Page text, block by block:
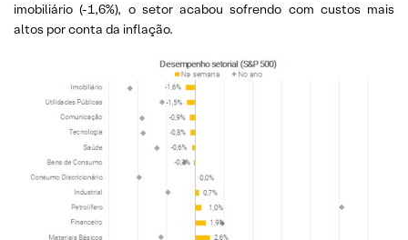
imobiliário (-1,6%), o setor acabou sofrendo com custos mais
altos por conta da inflação.